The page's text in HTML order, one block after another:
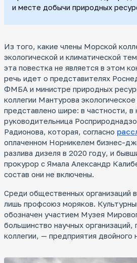
и месте добычи природных
Из того, какие члены Морской
экологической и климатической
эта повестка не является в этом
речь идет о представителях
ФМБА и министре природных
коллегии Мантурова
представлено шире: в частности, в
руководительница
Радионова, которая, согласно
оплаченном Норникелем бизнес-
разлива дизеля в 2020 году, и
прокурор с Ямала Александр
состав они не включены.
Среди общественных организаций
лишь профсоюз моряков.
обозначен участием Музея
большинство научных организаций,
коллегии, — предприятия двойного